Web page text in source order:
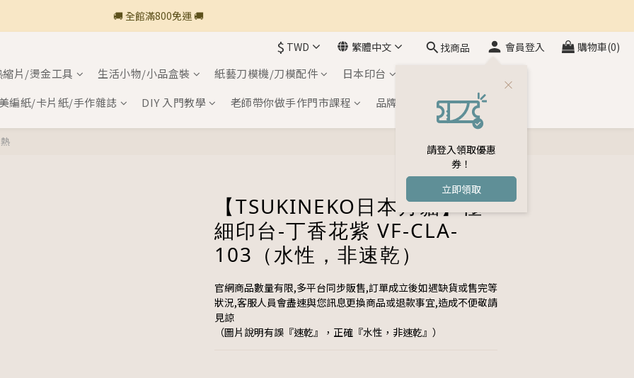
🚚 全館滿800免運 🚚
🚚 全館滿800免運 🚚
新加入會員💡獲得購物金100
🚚 全館滿800免運 🚚
$ TWD 繁體中文 找商品 會員登入
請登入領取優惠
券！
立即領取
購物車(0)
縮片/燙金工具 生活小物/小品盒裝 紙藝刀模機/刀模配件 日本印台
編紙/卡片紙/手作雜誌
DIY 入門教學 老師帶你做手作門市課程 品牌介紹 會員專區
【TSUKINEKO日本月貓】極
細印台-丁香花紫 VF-CLA-
103（水性，非速乾）
官網商品數量有限,多平台同步販售,訂單成立後如遇缺貨或售完等
狀況,客服人員會盡速與您訊息更換商品或退款事宜,造成不便敬請
見諒
（圖片說明有誤『速乾』，正確『水性，非速乾』）